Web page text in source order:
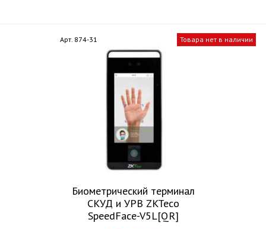
Арт. 874-31 Товара нет в наличии
Биометрический терминал
СКУД и УРВ ZKTeco
SpeedFace-V5L[QR]